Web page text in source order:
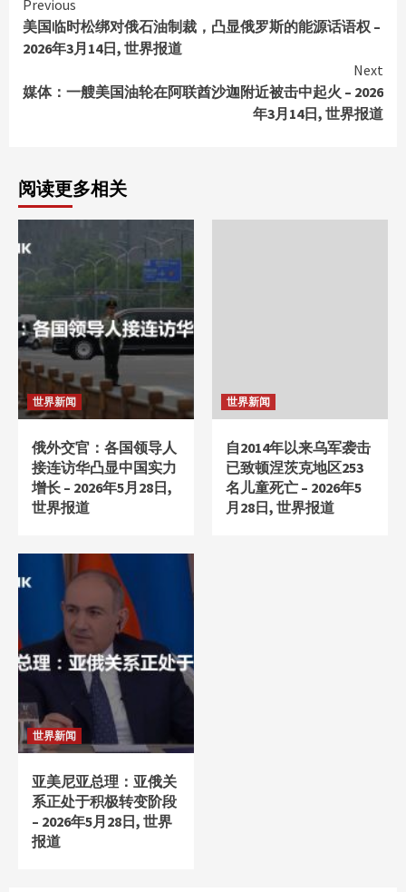
Continue
Reading
Previous
美国临时松绑对俄石油制裁，凸显俄罗斯的能源话语权 –
2026年3月14日, 世界报道
Next
媒体：一艘美国油轮在阿联酋沙迦附近被击中起火 – 2026
年3月14日, 世界报道
阅读更多相关
世界新闻
俄外交官：各国领导人
接连访华凸显中国实力
增长 – 2026年5月28日,
世界报道
世界新闻
自2014年以来乌军袭击
已致顿涅茨克地区253
名儿童死亡 – 2026年5
月28日, 世界报道
世界新闻
亚美尼亚总理：亚俄关
系正处于积极转变阶段
– 2026年5月28日, 世界
报道